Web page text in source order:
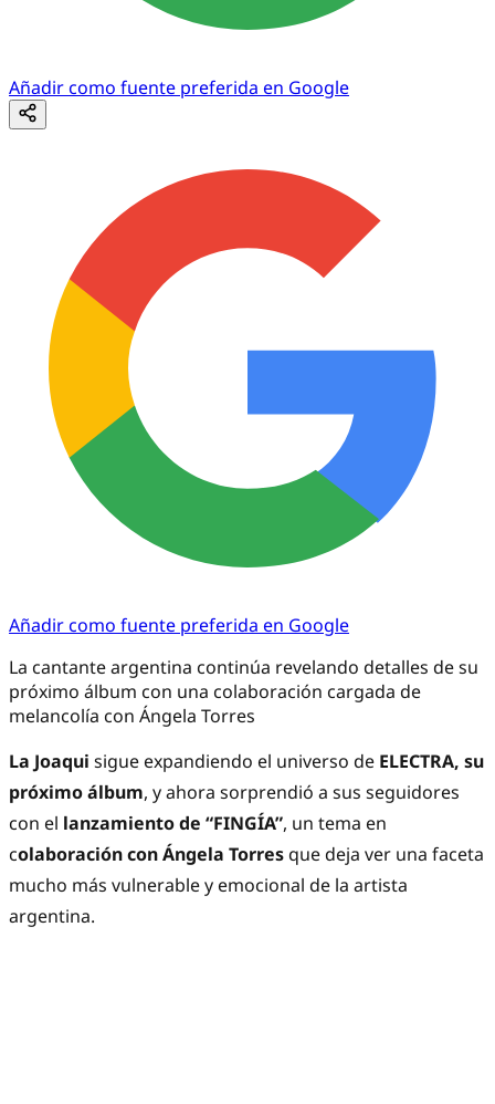
Añadir como fuente preferida en Google
Añadir como fuente preferida en Google
La cantante argentina continúa revelando detalles de su
próximo álbum con una colaboración cargada de
melancolía con Ángela Torres
La Joaqui sigue expandiendo el universo de ELECTRA, su
próximo álbum, y ahora sorprendió a sus seguidores
con el lanzamiento de “FINGÍA”, un tema en
colaboración con Ángela Torresque deja ver una faceta
mucho más vulnerable y emocional de la artista
argentina.